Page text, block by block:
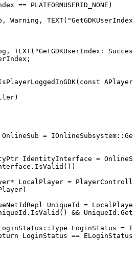
== PLATFORMUSERID_NONE)
Warning,
TEXT("GetGDKUserIndex:
=
IdentityInterface =
LocalPlayer =
UniqueId =
&&
LoginStatus =
LoginStatus ==